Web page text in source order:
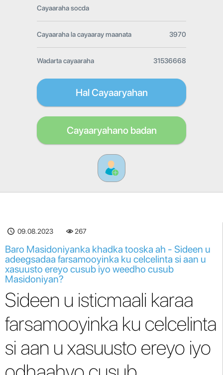
Cayaaraha socda
Cayaaraha la cayaaray maanata 3970
Wadarta cayaaraha 31536668
Hal Cayaaryahan
Cayaaryahano badan
09.08.2023 267
Baro Masidoniyanka khadka tooska ah - Sideen u
adeegsadaa farsamooyinka ku celcelinta si aan u
xasuusto ereyo cusub iyo weedho cusub
Masidoniyan?
Sideen u isticmaali karaa
farsamooyinka ku celcelinta
si aan u xasuusto ereyo iyo